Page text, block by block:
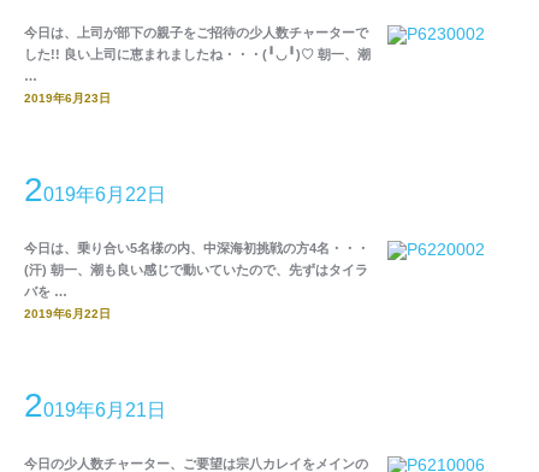
今日は、上司が部下の親子をご招待の少人数チャーターで
した!! 良い上司に恵まれましたね・・・(╹◡╹)♡ 朝一、潮
…
2019年6月23日
2019年6月22日
今日は、乗り合い5名様の内、中深海初挑戦の方4名・・・
(汗) 朝一、潮も良い感じで動いていたので、先ずはタイラ
バを …
2019年6月22日
2019年6月21日
今日の少人数チャーター、ご要望は宗八カレイをメインの